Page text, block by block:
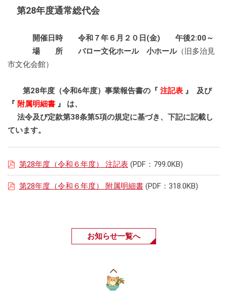
第28年度通常総代会
開催日時 令和７年６月２０日(金) 午後2:00～
場 所 バロー文化ホール 小ホール（旧多治見
市文化会館）
第28年度（令和6年度）事業報告書の『 注記表 』 及び
『 附属明細書 』 は、
法令及び定款第38条第5項の規定に基づき、下記に記載し
ています。
第28年度（令和６年度） 注記表(PDF：799.0KB)
第28年度（令和６年度） 附属明細書(PDF：318.0KB)
お知らせ一覧へ